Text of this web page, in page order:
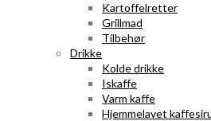
Kartoffelretter
Grillmad
Tilbehør
Drikke
Kolde drikke
Iskaffe
Varm kaffe
Hjemmelavet